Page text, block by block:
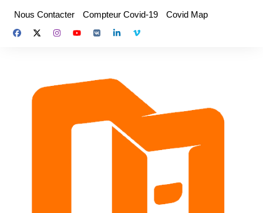
contenu
Nous Contacter Compteur Covid-19 Covid Map